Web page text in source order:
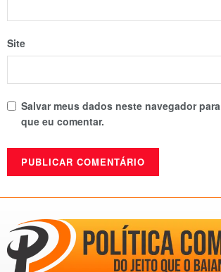
Site
Salvar meus dados neste navegador
que eu comentar.